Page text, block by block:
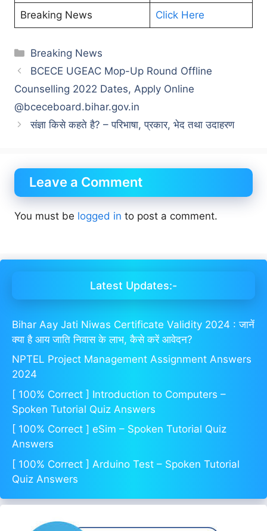
Breaking News Click Here
Categories
Breaking News
BCECE UGEAC Mop-Up Round Offline
Counselling 2022 Dates, Apply Online
@bceceboard.bihar.gov.in
संज्ञा किसे कहते है? – परिभाषा, प्रकार, भेद तथा उदाहरण
Leave a Comment
You must be logged in to post a comment.
Latest Updates:-
Bihar Aay Jati Niwas Certificate Validity 2024 : जानें
क्या है आय जाति निवास के लाभ, कैसे करें आवेदन?
NPTEL Project Management Assignment Answers
2024
[ 100% Correct ] Introduction to Computers –
Spoken Tutorial Quiz Answers
[ 100% Correct ] eSim – Spoken Tutorial Quiz
Answers
[ 100% Correct ] Arduino Test – Spoken Tutorial
Quiz Answers